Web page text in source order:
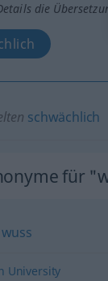
die
schwächlich
für
wuss
University